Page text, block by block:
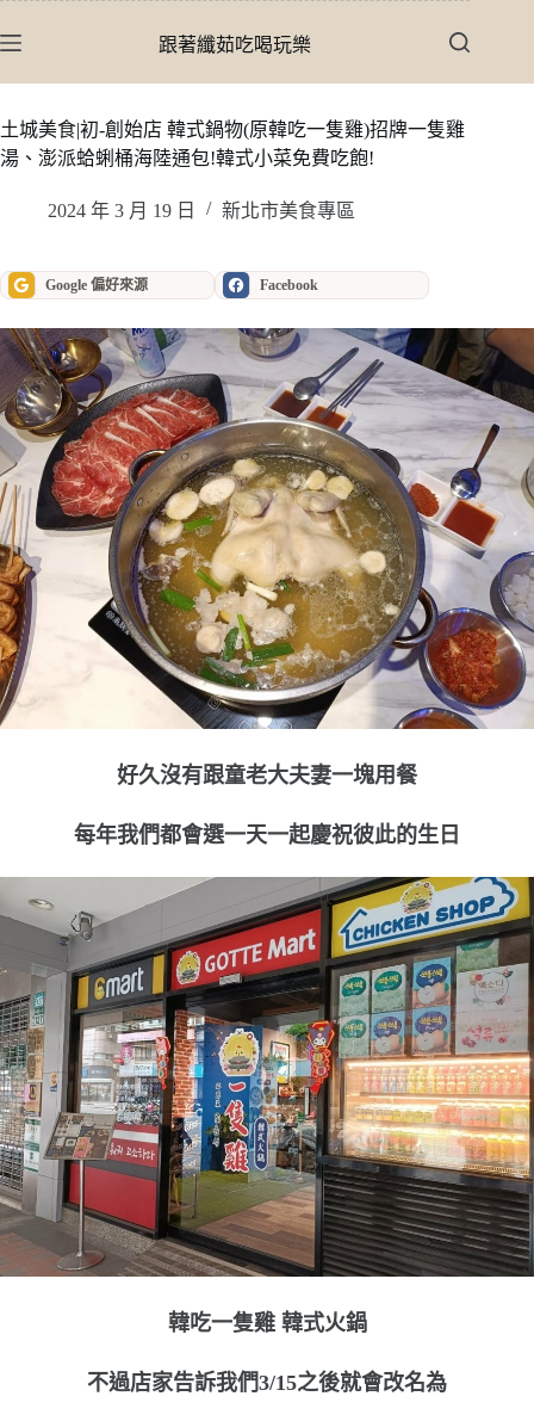
至
內
容
跟著纖茹吃喝玩樂
土城美食|初-創始店 韓式鍋物(原韓吃一隻雞)招牌一隻雞
湯、澎派蛤蜊桶海陸通包!韓式小菜免費吃飽!
2024 年 3 月 19 日 新北市美食專區
Google 偏好來源 Facebook
好久沒有跟童老大夫妻一塊用餐
每年我們都會選一天一起慶祝彼此的生日
韓吃一隻雞 韓式火鍋
不過店家告訴我們3/15之後就會改名為